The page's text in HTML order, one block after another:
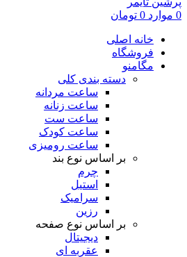
0 موارد 0 تومان
خانه اصلی
فروشگاه
مگامنو
دسته بندی کلی
ساعت مردانه
ساعت زنانه
ساعت ست
ساعت کودک
ساعت رومیزی
بر اساس نوع بند
چرم
استیل
سرامیک
رزین
بر اساس نوع صفحه
دیجیتال
عقربه ای